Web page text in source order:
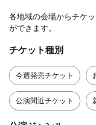
各地域の会場からチケ
ができます。
チケット種別
今週発売チケット
公演間近チケット